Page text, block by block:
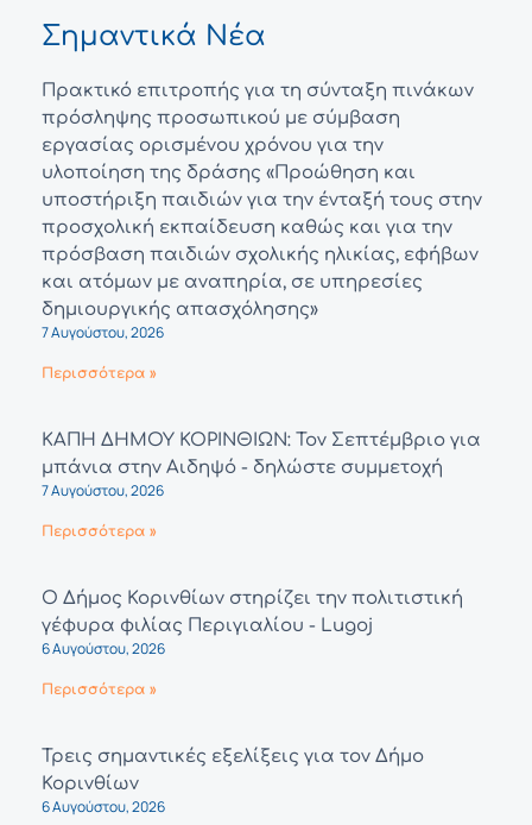
Σημαντικά Νέα
Πρακτικό επιτροπής για τη σύνταξη πινάκων
πρόσληψης προσωπικού με σύμβαση
εργασίας ορισμένου χρόνου για την
υλοποίηση της δράσης «Προώθηση και
υποστήριξη παιδιών για την ένταξή τους στην
προσχολική εκπαίδευση καθώς και για την
πρόσβαση παιδιών σχολικής ηλικίας, εφήβων
και ατόμων με αναπηρία, σε υπηρεσίες
δημιουργικής απασχόλησης»
7 Αυγούστου, 2026
Περισσότερα »
ΚΑΠΗ ΔΗΜΟΥ ΚΟΡΙΝΘΙΩΝ: Τον Σεπτέμβριο για
μπάνια στην Αιδηψό - δηλώστε συμμετοχή
7 Αυγούστου, 2026
Περισσότερα »
Ο Δήμος Κορινθίων στηρίζει την πολιτιστική
γέφυρα φιλίας Περιγιαλίου - Lugoj
6 Αυγούστου, 2026
Περισσότερα »
Τρεις σημαντικές εξελίξεις για τον Δήμο
Κορινθίων
6 Αυγούστου, 2026